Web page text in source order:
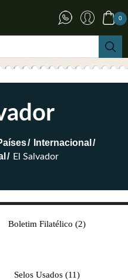
0
Internacional
El Salvador
Boletim Filatélico (2)
Selos Usados (11)